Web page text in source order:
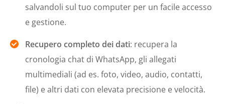
salvandoli sul tuo computer per un facile accesso
e gestione.
Recupero completo dei dati: recupera la
cronologia chat di WhatsApp, gli allegati
multimediali (ad es. foto, video, audio, contatti,
file) e altri dati con elevata precisione e velocità.